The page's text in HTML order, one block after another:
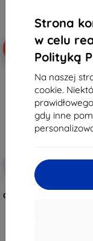
Strona
w celu
Polityką
Na naszej
cookie.
gdy inne
Zniżka z
kuponem
TECH-PROTECT
GALAXY TAB A9 / A11